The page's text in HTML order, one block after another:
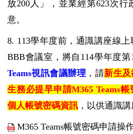
放200 人」，並業經第623次行
意。
8. 113學年度前，通識講座線
BBB會議室，將自 114學年度第
Teams視訊會議辦理 ，請新生
生務必提早申請M365 Teams帳
個人帳號密碼資訊 ，以供通識
M365 Teams帳號密碼申請操